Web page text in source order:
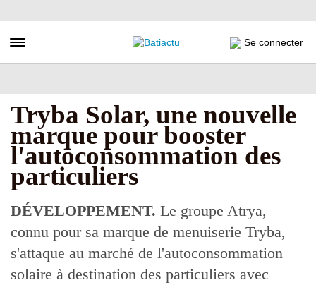
au
principal
Toggle navigation Se connecter
Tryba Solar, une nouvelle
marque pour booster
l'autoconsommation des
particuliers
DÉVELOPPEMENT. Le groupe Atrya,
connu pour sa marque de menuiserie Tryba,
s'attaque au marché de l'autoconsommation
solaire à destination des particuliers avec